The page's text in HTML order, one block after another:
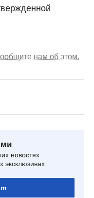
нам об этом.
новостях
эксклюзивах